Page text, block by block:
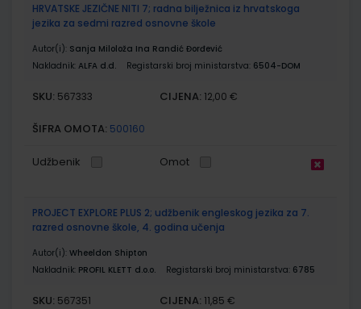
HRVATSKE JEZIČNE NITI 7; radna bilježnica iz hrvatskoga
jezika za sedmi razred osnovne škole
Autor(i): Sanja Miloloža Ina Randić Đorđević
Nakladnik: ALFA d.d. Registarski broj ministarstva: 6504-DOM
SKU: 567333 CIJENA: 12,00 €
ŠIFRA OMOTA: 500160
Udžbenik Omot
PROJECT EXPLORE PLUS 2; udžbenik engleskog jezika za 7.
razred osnovne škole, 4. godina učenja
Autor(i): Wheeldon Shipton
Nakladnik: PROFIL KLETT d.o.o. Registarski broj ministarstva: 6785
SKU: 567351 CIJENA: 11,85 €